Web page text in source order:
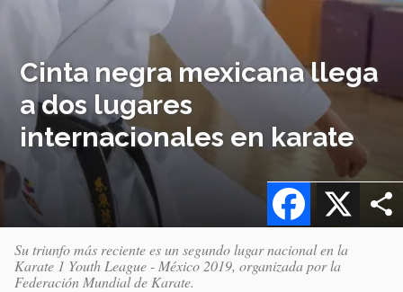
Cinta negra mexicana llega
a dos lugares
internacionales en karate
X
Facebook
Su triunfo más reciente es un segundo lugar nacional en la
Karate 1 Youth League - México 2019, organizada por la
Federación Mundial de Karate.